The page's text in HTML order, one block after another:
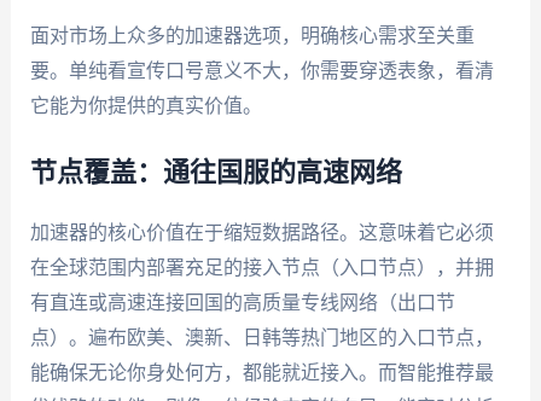
面对市场上众多的加速器选项，明确核心需求至关重
要。单纯看宣传口号意义不大，你需要穿透表象，看清
它能为你提供的真实价值。
节点覆盖：通往国服的高速网络
加速器的核心价值在于缩短数据路径。这意味着它必须
在全球范围内部署充足的接入节点（入口节点），并拥
有直连或高速连接回国的高质量专线网络（出口节
点）。遍布欧美、澳新、日韩等热门地区的入口节点，
能确保无论你身处何方，都能就近接入。而智能推荐最